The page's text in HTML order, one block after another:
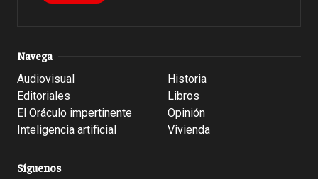
Navega
Audiovisual
Editoriales
El Oráculo impertinente
Inteligencia artificial
Historia
Libros
Opinión
Vivienda
Síguenos